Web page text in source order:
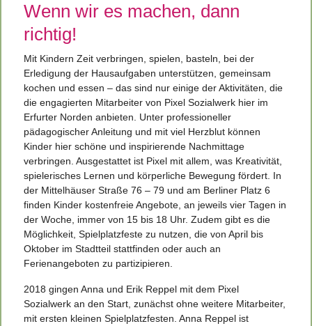
Wenn wir es machen, dann
richtig!
Mit Kindern Zeit verbringen, spielen, basteln, bei der
Erledigung der Hausaufgaben unterstützen, gemeinsam
kochen und essen – das sind nur einige der Aktivitäten, die
die engagierten Mitarbeiter von Pixel Sozialwerk hier im
Erfurter Norden anbieten. Unter professioneller
pädagogischer Anleitung und mit viel Herzblut können
Kinder hier schöne und inspirierende Nachmittage
verbringen. Ausgestattet ist Pixel mit allem, was Kreativität,
spielerisches Lernen und körperliche Bewegung fördert. In
der Mittelhäuser Straße 76 – 79 und am Berliner Platz 6
finden Kinder kostenfreie Angebote, an jeweils vier Tagen in
der Woche, immer von 15 bis 18 Uhr. Zudem gibt es die
Möglichkeit, Spielplatzfeste zu nutzen, die von April bis
Oktober im Stadtteil stattfinden oder auch an
Ferienangeboten zu partizipieren.
2018 gingen Anna und Erik Reppel mit dem Pixel
Sozialwerk an den Start, zunächst ohne weitere Mitarbeiter,
mit ersten kleinen Spielplatzfesten. Anna Reppel ist